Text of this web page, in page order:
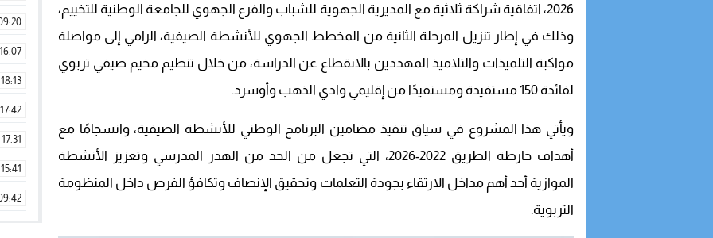
2026، اتفاقية شراكة ثلاثية مع المديرية الجهوية للشباب والفرع الجهوي للجامعة الوطنية للتخييم،
وذلك في إطار تنزيل المرحلة الثانية من المخطط الجهوي للأنشطة الصيفية، الرامي إلى مواصلة
مواكبة التلميذات والتلاميذ المهددين بالانقطاع عن الدراسة، من خلال تنظيم مخيم صيفي تربوي
لفائدة 150 مستفيدة ومستفيدًا من إقليمي وادي الذهب وأوسرد.
ويأتي هذا المشروع في سياق تنفيذ مضامين البرنامج الوطني للأنشطة الصيفية، وانسجامًا مع
أهداف خارطة الطريق 2022-2026، التي تجعل من الحد من الهدر المدرسي وتعزيز الأنشطة
الموازية أحد أهم مداخل الارتقاء بجودة التعلمات وتحقيق الإنصاف وتكافؤ الفرص داخل المنظومة
التربوية.
16:07
18:13
17:42
17:31
15:41